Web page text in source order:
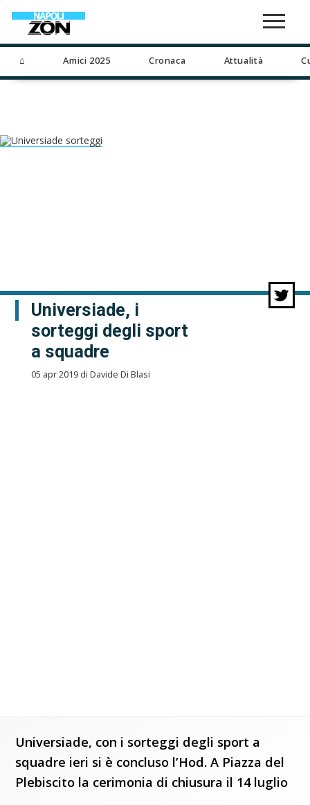
⌂ Amici 2025 Cronaca Attualità
Universiade, i
sorteggi degli sport
a squadre
05 apr 2019 di Davide Di Blasi
Universiade, con i sorteggi degli sport a
squadre ieri si è concluso l’Hod. A Piazza del
Plebiscito la cerimonia di chiusura il 14 luglio